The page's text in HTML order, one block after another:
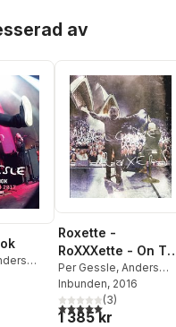
av
Roxette -
RoXXXette - On
Road - The Roxers
Edition
Per Gessle, Anders
Roos
Inbunden, 2016
5,0utav 5 stjärnor.
(3)
1 385 kr